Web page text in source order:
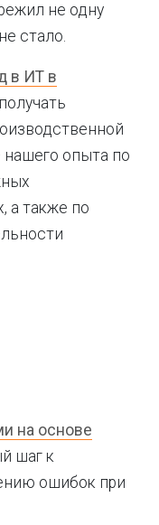
не одну
стало.
в ИТ в
опыта по
а также по
на основе
шаг к
ошибок при